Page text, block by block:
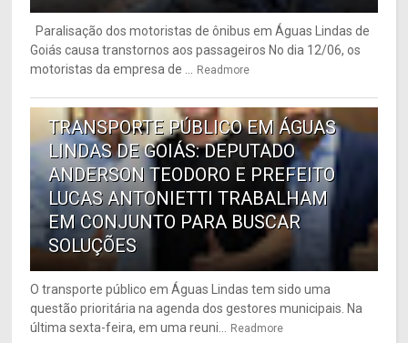
Paralisação dos motoristas de ônibus em Águas Lindas de
Goiás causa transtornos aos passageiros No dia 12/06, os
motoristas da empresa de ... Readmore
6
TRANSPORTE PÚBLICO EM ÁGUAS
LINDAS DE GOIÁS: DEPUTADO
ANDERSON TEODORO E PREFEITO
LUCAS ANTONIETTI TRABALHAM
EM CONJUNTO PARA BUSCAR
SOLUÇÕES
O transporte público em Águas Lindas tem sido uma
questão prioritária na agenda dos gestores municipais. Na
última sexta-feira, em uma reuni... Readmore